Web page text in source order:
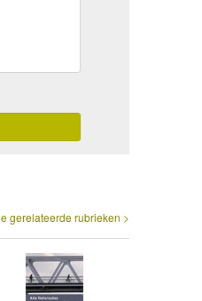
gerelateerde rubrieken >